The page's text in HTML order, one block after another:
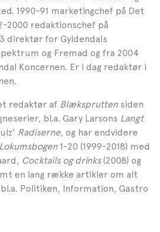
1990-91 marketingchef på Det
2000 redaktionschef på
direktør for Gyldendals
og Fremad og fra 2004
Koncernen. Er i dag redaktør i
redaktør af Blækspruttensiden
bl.a. Gary Larsons Langt
Radiserne, og har endvidere
Lokumsbogen1-20 (1999-2018) med
Cocktails og drinks(2008) og
en lang række artikler om alt
Politiken, Information, Gastro